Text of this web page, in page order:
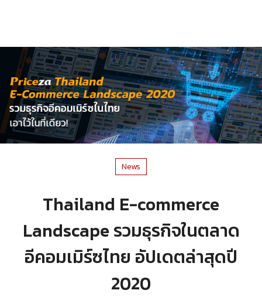
News
Thailand E-commerce
Landscape รวมธุรกิจในตลาด
อีคอมเมิร์ซไทย อัปเดตล่าสุดปี
2020